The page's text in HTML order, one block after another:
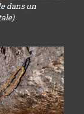
dans un